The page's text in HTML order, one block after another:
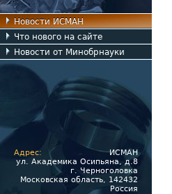
Новости ИСМАН
Что нового на сайте
Новости от Минобрнауки
Адрес:
ИСМАН
ул. Академика Осипьяна, д.8
г. Черноголовка
Московская область, 142432
Россия